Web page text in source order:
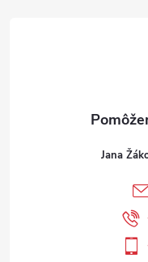
Jana